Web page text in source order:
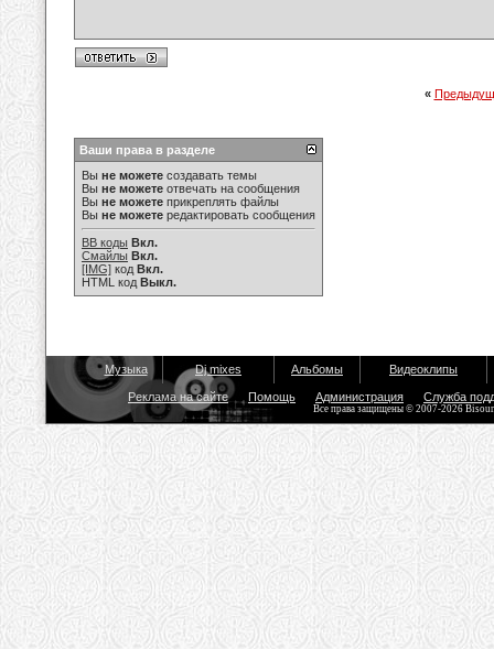
«
Ваши права в разделе
Вы не можете создавать темы
Вы не можете отвечать на сообщения
Вы не можете прикреплять файлы
Вы не можете редактировать сообщения
BB коды Вкл.
Смайлы Вкл.
[IMG] код Вкл.
HTML код Выкл.
Музыка Dj mixes Альбомы Видеоклипы
Реклама на сайте Помощь Администрация Служба
Все права защищены © 2007-2026